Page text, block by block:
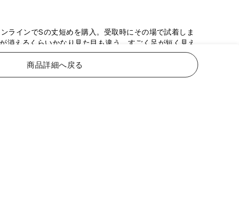
ラインでSの丈短めを購入。受取時にその場で試着しま
えるくらいかなり見た目も違う、すごく足が短く見え
入しました。（裾上げなし、ベルトで締めてadidasのサ
れてる方は、普通丈で裾上げをオススメします！
商品詳細へ戻る